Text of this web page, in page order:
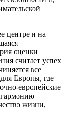
центре и на
оценки
считает успех
все
Европы, где
европейские
жизни,